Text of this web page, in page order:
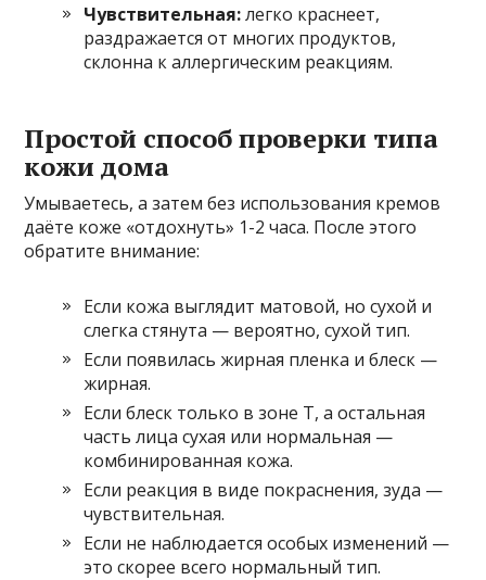
Чувствительная:легко краснеет,
раздражается от многих продуктов,
склонна к аллергическим реакциям.
Простой способ проверки типа
кожи дома
Умываетесь, а затем без использования кремов
даёте коже «отдохнуть» 1-2 часа. После этого
обратите внимание:
Если кожа выглядит матовой, но сухой и
слегка стянута — вероятно, сухой тип.
Если появилась жирная пленка и блеск —
жирная.
Если блеск только в зоне Т, а остальная
часть лица сухая или нормальная —
комбинированная кожа.
Если реакция в виде покраснения, зуда —
чувствительная.
Если не наблюдается особых изменений —
это скорее всего нормальный тип.